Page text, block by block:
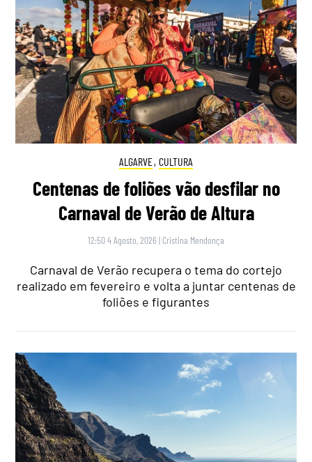
ALGARVE, CULTURA
Centenas de foliões vão desfilar no
Carnaval de Verão de Altura
12:50 4 Agosto, 2026 | Cristina Mendonça
Carnaval de Verão recupera o tema do cortejo
realizado em fevereiro e volta a juntar centenas de
foliões e figurantes